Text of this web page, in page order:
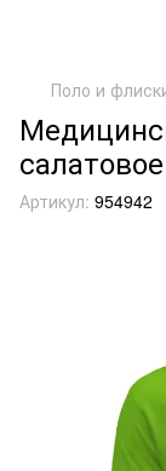
Поло и
салатовое
Артикул: 954942